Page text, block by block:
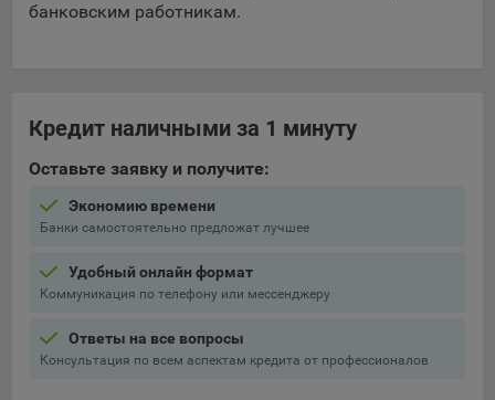
банковским работникам.
Кредит наличными за 1 минуту
Оставьте заявку и получите:
Экономию времени
Банки самостоятельно предложат лучшее
Удобный онлайн формат
Коммуникация по телефону или мессенджеру
Ответы на все вопросы
Консультация по всем аспектам кредита от профессионалов